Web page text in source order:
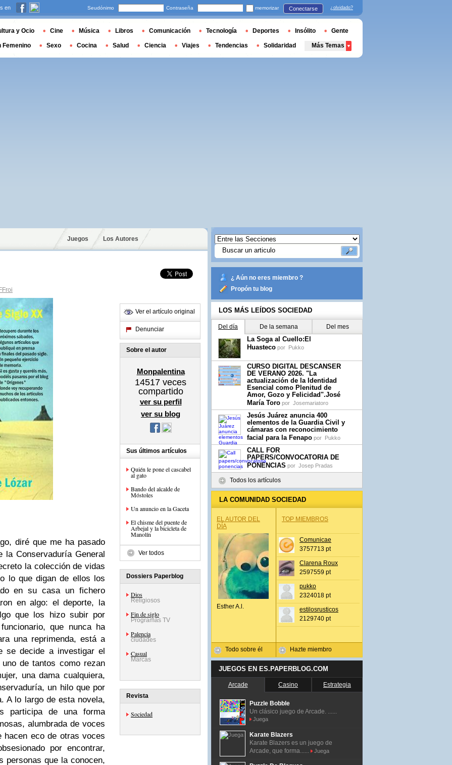
Juegos Los Autores
diré que me ha pasado
la Conservaduría General
la colección de vidas
lo que digan de ellos los
en su casa un fichero
en algo: el deporte, la
que los hizo subir por
que nunca ha
una reprimenda, está a
se decide a investigar el
de tantos como rezan
una dama cualquiera,
un hilo que por
A lo largo de esta novela,
participa de una forma
alumbrada de voces
eco de otras voces
por encontrar,
personas que la conocen,
Ver el artículo original
Denunciar
Sobre el autor
Monpalentina
14517 veces
compartido
ver su perfil
ver su blog
Sus últimos artículos
Quién le pone el cascabel
al gato
Bando del alcalde de
Móstoles
Un anuncio en la Gaceta
El chisme del puente de
Arbejal y la bicicleta de
Manolín
Ver todos
Dossiers Paperblog
Dios
Religiosos
Fin de siglo
Programas TV
Palencia
ciudades
Casual
Marcas
Revista
Sociedad
¿ Aún no eres miembro ?
Propón tu blog
LOS MÁS LEÍDOS SOCIEDAD
Del día De la semana Del mes
La Soga al Cuello:El
Huasteco por Pukko
CURSO DIGITAL DESCANSER
DE VERANO 2026. "La
actualización de la Identidad
Esencial como Plenitud de
Amor, Gozo y Felicidad".José
María Toro por Josemariatoro
Jesús Juárez anuncia 400
elementos de la Guardia Civil y
cámaras con reconocimiento
facial para la Fenapo por Pukko
CALL FOR
PAPERS/CONVOCATORIA DE
PONENCIAS por Josep Pradas
Todos los artículos
LA COMUNIDAD SOCIEDAD
EL AUTOR DEL
DÍA
Esther A.l.
Todo sobre él
TOP MIEMBROS
Comunicae
3757713 pt
Clarena Roux
2597559 pt
pukko
2324018 pt
estilosrusticos
2129740 pt
Hazte miembro
JUEGOS EN ES.PAPERBLOG.COM
Arcade Casino Estrategia
Puzzle Bobble
Un clásico juego de Arcade. ......
Juega
Karate Blazers
Karate Blazers es un juego de
Arcade, que forma......
Juega
en Seudónimo Contraseña memorizar Conectarse ¿olvidado?
y Ocio Cine Música Libros Comunicación Tecnología Deportes Insólito Gente
Femenino Sexo Cocina Salud Ciencia Viajes Tendencias Solidaridad Más Temas